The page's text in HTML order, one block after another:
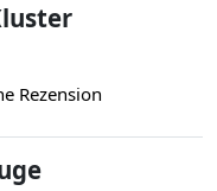
Rezension